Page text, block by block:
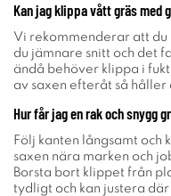
Kan jag klippa vått gräs med
Vi rekommenderar att
du jämnare snitt och det
ändå behöver klippa i
av saxen efteråt så håller
Hur får jag en rak och snygg
Följ kanten långsamt och
saxen nära marken och
Borsta bort klippet från
tydligt och kan justera